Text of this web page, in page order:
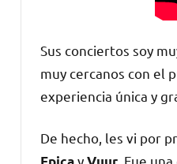
Sus conciertos soy
muy cercanos con el
experiencia única y
De hecho, les vi por
y
. Fue